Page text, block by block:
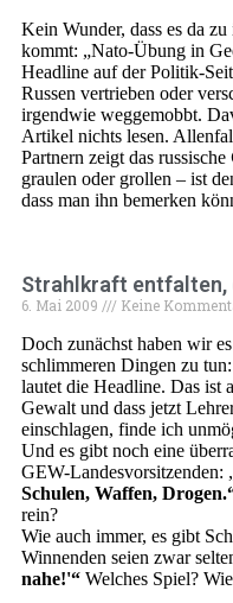
Kein Wunder, dass es da
kommt: „Nato-Übung in
Headline auf der Politik-
Russen vertrieben oder
irgendwie weggemobbt.
Artikel nichts lesen.
Partnern zeigt das russische
graulen oder grollen – ist
dass man ihn bemerken
Strahlkraft entfalten,
6. Mai 2009 Keine
Doch zunächst haben wir
schlimmeren Dingen zu
lautet die Headline. Das ist
Gewalt und dass jetzt
einschlagen, finde ich
Und es gibt noch eine
GEW-Landesvorsitzenden:
Schulen, Waffen,
rein?
Wie auch immer, es gibt
Winnenden seien zwar
nahe!'“ Welches Spiel?